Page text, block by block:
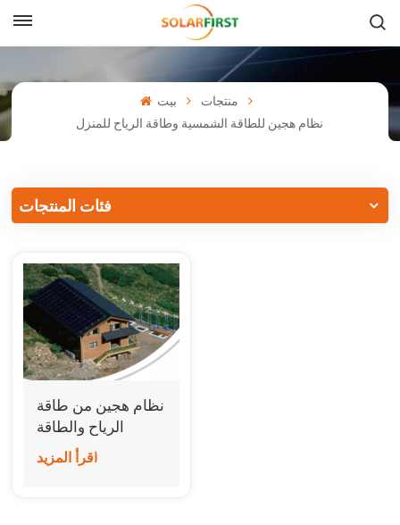
中文
Русский
Español
Português
日本語
한국어
بالعربية
بيت
منتجات
نظام هجين للطاقة الشمسية وطاقة الرياح للمنزل
فئات المنتجات
نظام هجين من طاقة
الرياح والطاقة
الشمسية خارج
الشبكة
اقرأ المزيد